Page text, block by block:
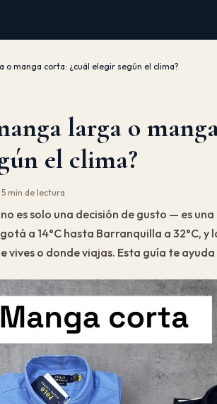
o manga corta: ¿cuál elegir según el clima?
larga o
el clima?
5 min de lectura
es solo una decisión de gusto — es
a 14°C hasta Barranquilla a 32°C, y
vives o donde viajas. Esta guía te